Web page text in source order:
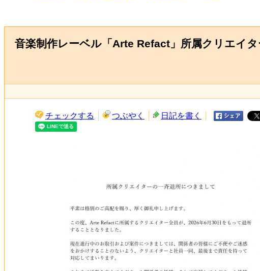
音楽制作レーベル「Arte Refact」所属クリエイ
チェックする つぶやく 日記を書く